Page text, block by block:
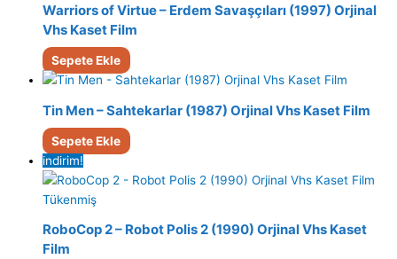
Warriors of Virtue – Erdem Savaşçıları (1997) Orjinal
Vhs Kaset Film
Sepete Ekle
Tin Men – Sahtekarlar (1987) Orjinal Vhs Kaset Film
Sepete Ekle
indirim!
Tükenmiş
RoboCop 2 – Robot Polis 2 (1990) Orjinal Vhs Kaset
Film